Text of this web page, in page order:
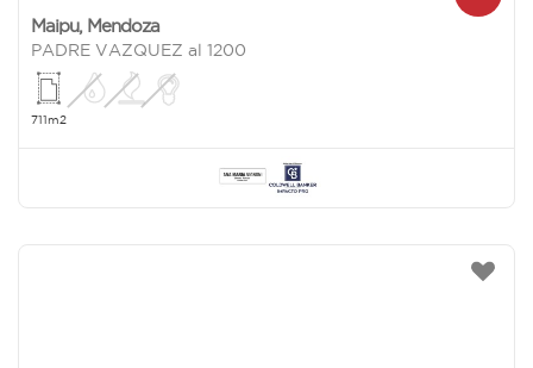
Maipu, Mendoza
PADRE VAZQUEZ al 1200
711m2